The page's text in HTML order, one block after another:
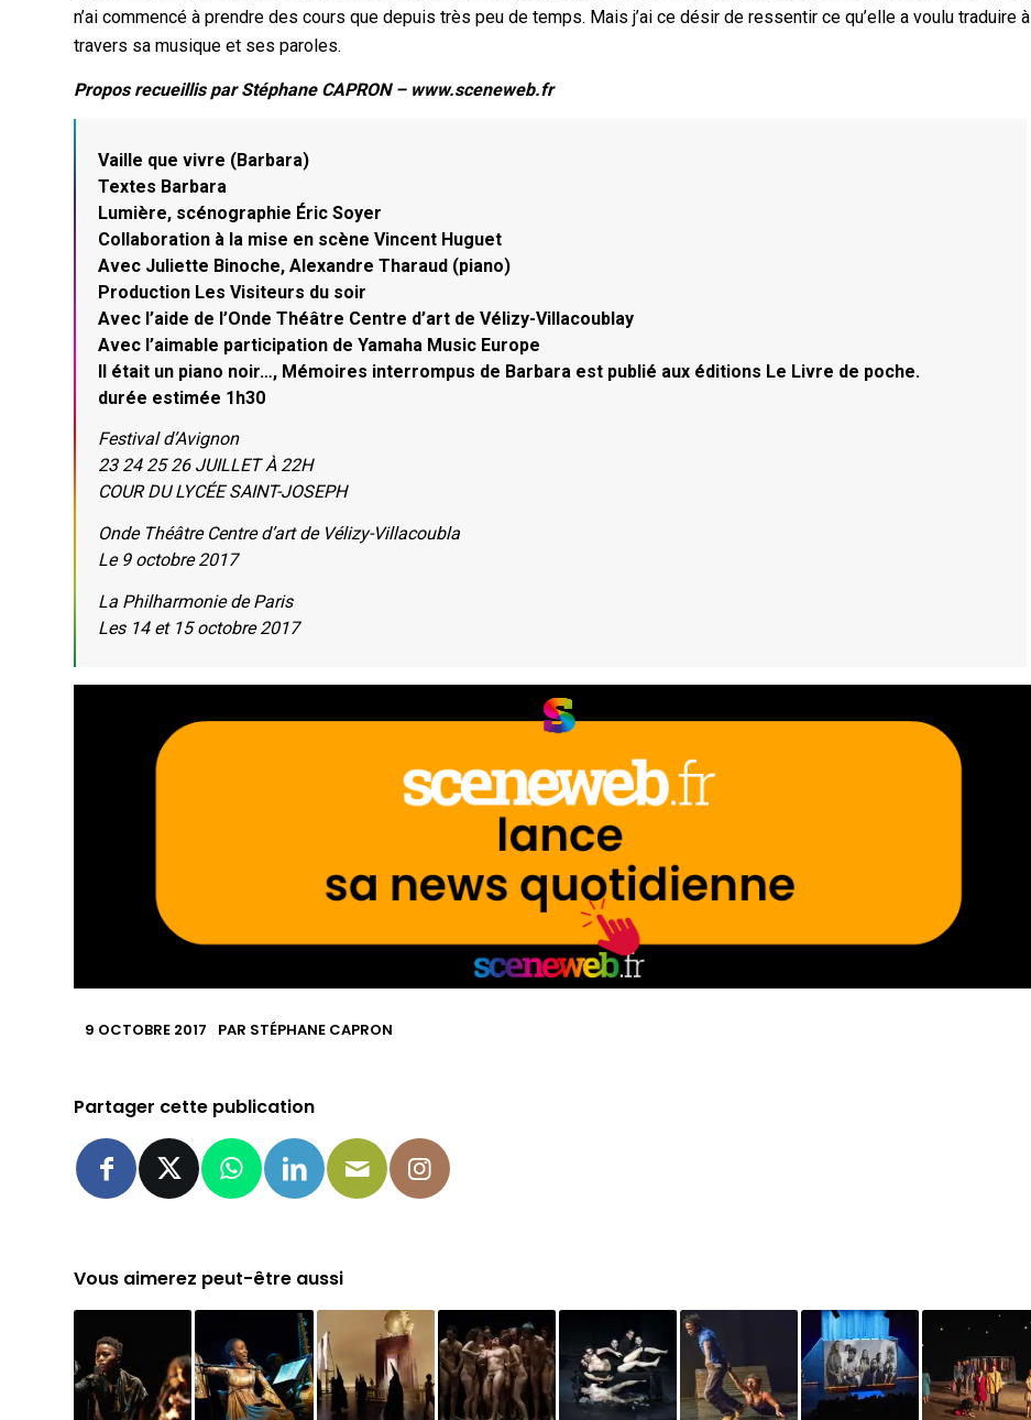
n’ai commencé à prendre des cours que depuis très peu de temps. Mais j’ai ce désir de ressentir ce qu’elle a voulu traduire à
travers sa musique et ses paroles.
Propos recueillis par Stéphane CAPRON – www.sceneweb.fr
Vaille que vivre (Barbara)
Textes Barbara
Lumière, scénographie Éric Soyer
Collaboration à la mise en scène Vincent Huguet
Avec Juliette Binoche, Alexandre Tharaud (piano)
Production Les Visiteurs du soir
Avec l’aide de l’Onde Théâtre Centre d’art de Vélizy-Villacoublay
Avec l’aimable participation de Yamaha Music Europe
Il était un piano noir…, Mémoires interrompus de Barbara est publié aux éditions Le Livre de poche.
durée estimée 1h30
Festival d’Avignon
23 24 25 26 JUILLET À 22H
COUR DU LYCÉE SAINT-JOSEPH
Onde Théâtre Centre d’art de Vélizy-Villacoubla
Le 9 octobre 2017
La Philharmonie de Paris
Les 14 et 15 octobre 2017
9 OCTOBRE 2017 PAR STÉPHANE CAPRON
Partager cette publication
Vous aimerez peut-être aussi